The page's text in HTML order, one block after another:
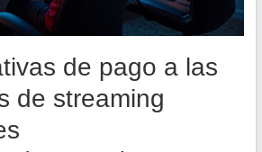
de pago a las
de streaming